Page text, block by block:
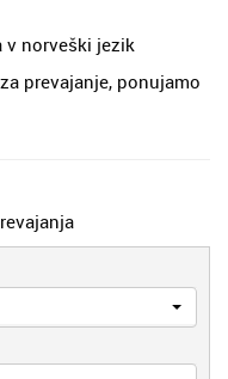
v norveški jezik
prevajanje, ponujamo